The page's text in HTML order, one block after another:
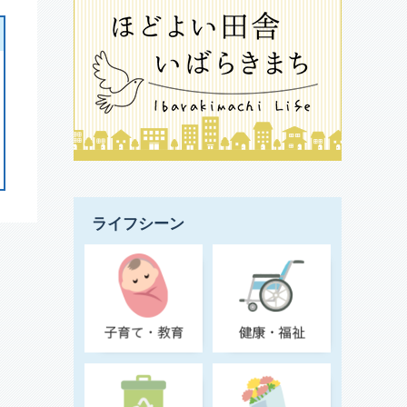
ライフシーン